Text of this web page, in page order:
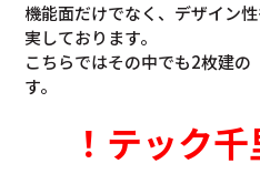
機能面だけでなく、デザイン
実しております。
こちらではその中でも2枚建の
す。
！ テック